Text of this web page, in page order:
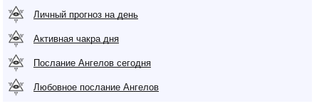
Личный прогноз на день
Активная чакра дня
Послание Ангелов сегодня
Любовное послание Ангелов